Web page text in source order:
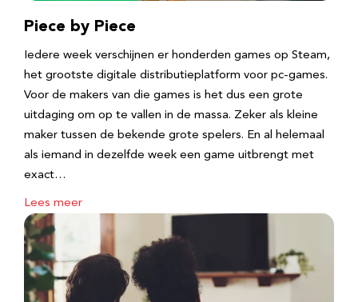
Piece by Piece
Iedere week verschijnen er honderden games op Steam,
het grootste digitale distributieplatform voor pc-games.
Voor de makers van die games is het dus een grote
uitdaging om op te vallen in de massa. Zeker als kleine
maker tussen de bekende grote spelers. En al helemaal
als iemand in dezelfde week een game uitbrengt met
exact…
Lees meer